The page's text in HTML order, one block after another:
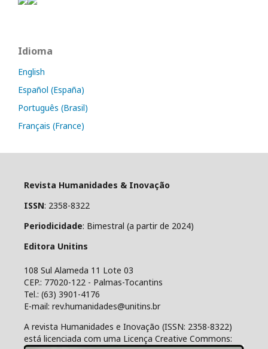
Idioma
English
Español (España)
Português (Brasil)
Français (France)
Revista Humanidades & Inovação
ISSN: 2358-8322
Periodicidade: Bimestral (a partir de 2024)
Editora Unitins
108 Sul Alameda 11 Lote 03
CEP.: 77020-122 - Palmas-Tocantins
Tel.: (63) 3901-4176
E-mail: rev.humanidades@unitins.br
A revista Humanidades e Inovação (ISSN: 2358-8322)
está licenciada com uma Licença Creative Commons: